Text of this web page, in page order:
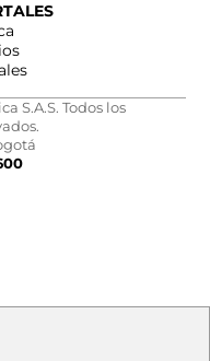
S.A.S. Todos los